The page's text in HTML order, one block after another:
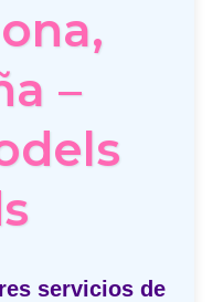
–
servicios de